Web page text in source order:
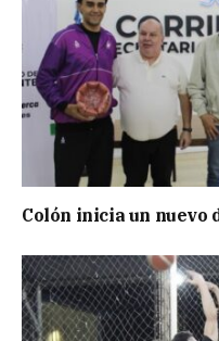
Colón inicia un nuevo